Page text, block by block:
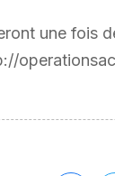
une fois